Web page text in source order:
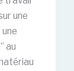
une
au